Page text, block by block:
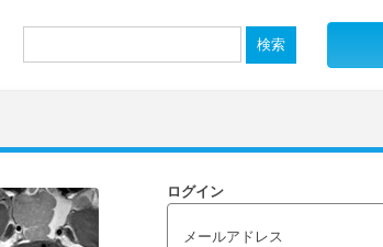
検
ログイン
メールアドレス